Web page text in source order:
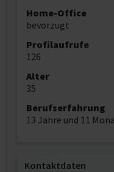
Home-Office
bevorzugt
Profilaufrufe
126
Alter
35
Berufserfahrung
13 Jahre und 11
Kontaktdaten